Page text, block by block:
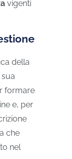
vigenti
della
formare
e, per
che
nel